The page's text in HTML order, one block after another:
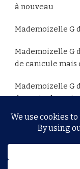
à nouveau
Mademoizelle G
Mademoizelle G
de canicule mais
Mademoizelle G
de canicule mais